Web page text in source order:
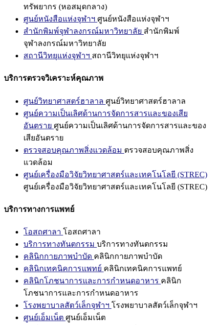
ทรัพยากร (หอสมุดกลาง)
ศูนย์หนังสือแห่งจุฬาฯ ศูนย์หนังสือแห่งจุฬาฯ
สำนักพิมพ์จุฬาลงกรณ์มหาวิทยาลัย สำนักพิมพ์
จุฬาลงกรณ์มหาวิทยาลัย
สถานีวิทยุแห่งจุฬาฯ สถานีวิทยุแห่งจุฬาฯ
บริการตรวจวิเคราะห์คุณภาพ
ศูนย์วิทยาศาสตร์ฮาลาล ศูนย์วิทยาศาสตร์ฮาลาล
ศูนย์ความเป็นเลิศด้านการจัดการสารและของเสีย
อันตราย ศูนย์ความเป็นเลิศด้านการจัดการสารและของ
เสียอันตราย
ตรวจสอบคุณภาพสิ่งแวดล้อม ตรวจสอบคุณภาพสิ่ง
แวดล้อม
ศูนย์เครื่องมือวิจัยวิทยาศาสตร์และเทคโนโลยี (STREC)
ศูนย์เครื่องมือวิจัยวิทยาศาสตร์และเทคโนโลยี (STREC)
บริการทางการแพทย์
โอสถศาลา โอสถศาลา
บริการทางทันตกรรม บริการทางทันตกรรม
คลินิกกายภาพบำบัด คลินิกกายภาพบำบัด
คลินิกเทคนิคการแพทย์ คลินิกเทคนิคการแพทย์
คลินิกโภชนาการและการกำหนดอาหาร คลินิก
โภชนาการและการกำหนดอาหาร
โรงพยาบาลสัตว์เล็กจุฬาฯ โรงพยาบาลสัตว์เล็กจุฬาฯ
ศูนย์เอ็มเน็ต ศูนย์เอ็มเน็ต